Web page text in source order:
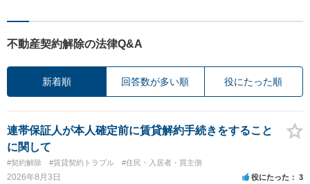
不動産契約解除の法律Q&A
新着順 回答数が多い順 役にたった順
連帯保証人が本人確定前に賃貸解約手続きをすること
に関して
#契約解除 #賃貸契約トラブル #住民・入居者・買主側
2026年8月3日 役にたった 3